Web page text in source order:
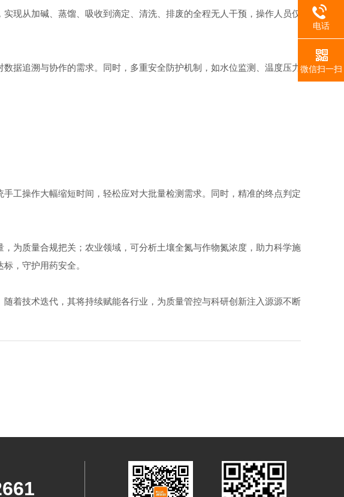
现从加碱、蒸馏、吸收到滴定、清洗、排废的全程无人干预，操作人员仅
追溯与协作的需求。同时，多重安全防护机制，如水位监测、温度压力
操作大幅缩短时间，轻松应对大批量检测需求。同时，精准的终点判定
质量合规把关；农业领域，可分析土壤全氮与作物氮浓度，助力科学施
，守护用药安全。
技术迭代，其将持续赋能各行业，为质量管控与科研创新注入源源不断
电话
微信扫一扫